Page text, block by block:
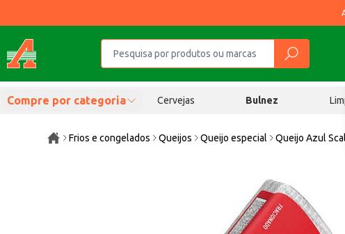
Compre por categoria Cervejas Bulnez
Frios e congelados Queijos Queijo especial Queijo Azul